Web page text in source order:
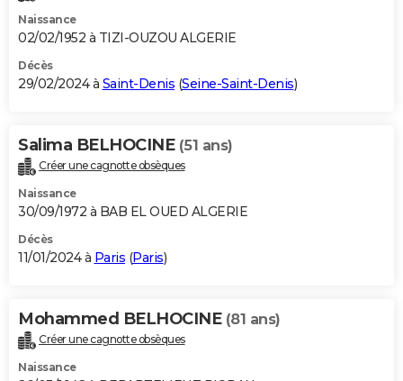
Naissance
02/02/1952 à TIZI-OUZOU ALGERIE
Décès
29/02/2024 à Saint-Denis (Seine-Saint-Denis)
Salima BELHOCINE (51 ans)
Créer une cagnotte obsèques
Naissance
30/09/1972 à BAB EL OUED ALGERIE
Décès
11/01/2024 à Paris (Paris)
Mohammed BELHOCINE (81 ans)
Créer une cagnotte obsèques
Naissance